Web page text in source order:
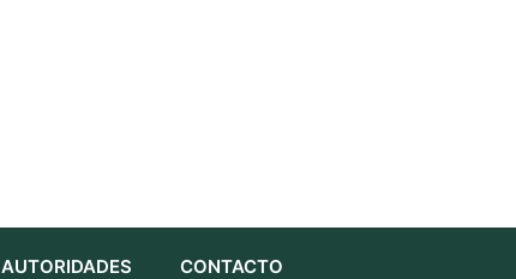
AUTORIDADES CONTACTO